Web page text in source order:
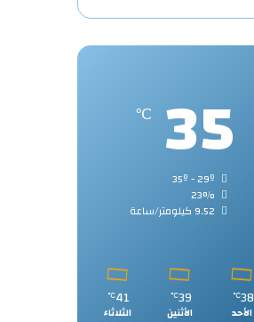
35
℃
23%
9.52 كيلومتر/ساعة
38
℃
الأحد
39
℃
الأثنين
41
℃
الثلاثاء